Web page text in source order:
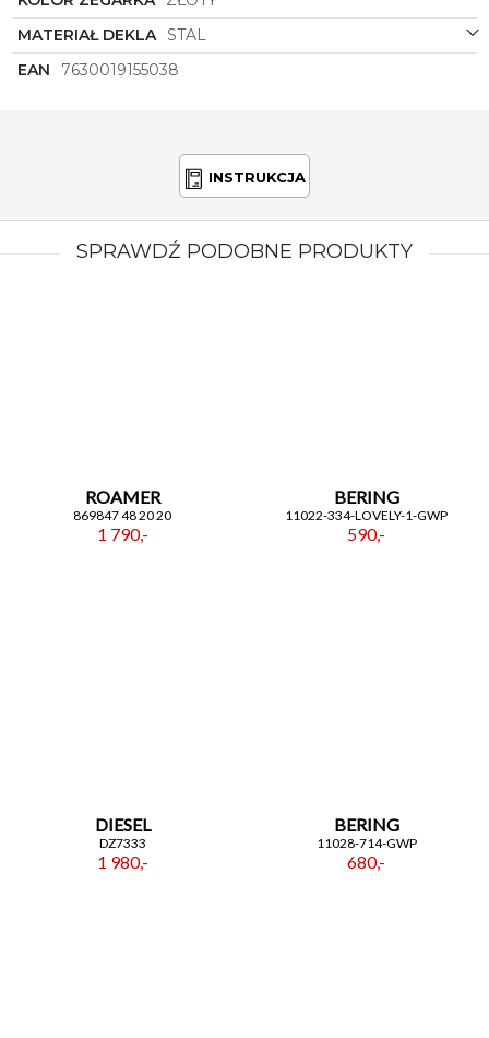
MATERIAŁ DEKLA STAL
EAN
7630019155038
INSTRUKCJA
SPRAWDŹ PODOBNE PRODUKTY
ROAMER
869847 48 20 20
1 790,-
BERING
11022-334-LOVELY-1-GWP
590,-
DIESEL
DZ7333
1 980,-
BERING
11028-714-GWP
680,-